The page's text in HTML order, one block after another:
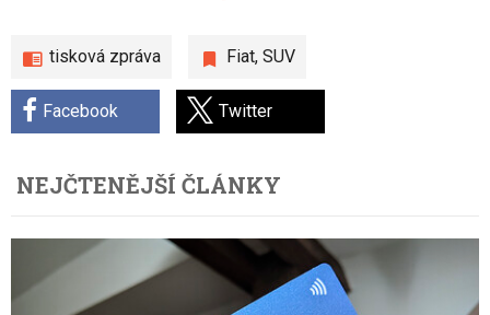
tisková zpráva Fiat, SUV
Facebook Twitter
NEJČTENĚJŠÍ ČLÁNKY